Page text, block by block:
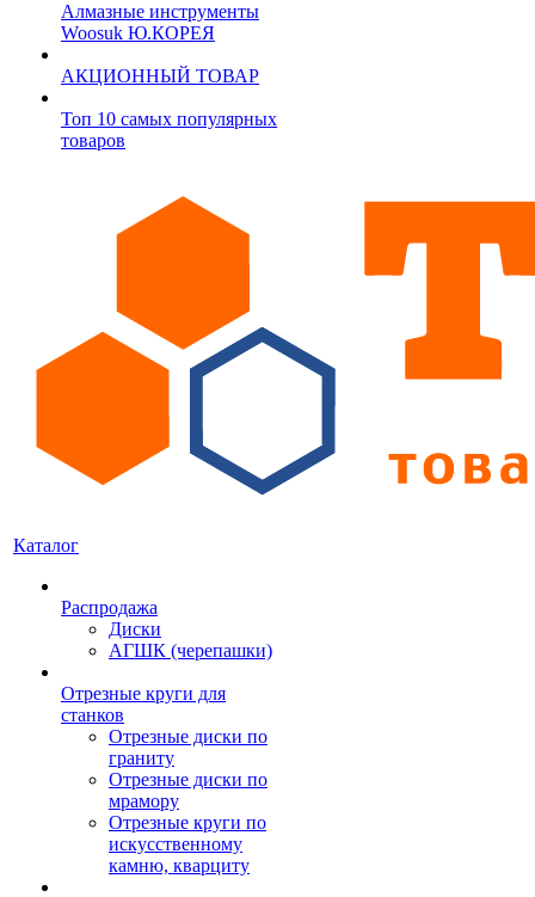
Алмазные инструменты
Woosuk Ю.КОРЕЯ
АКЦИОННЫЙ ТОВАР
Топ 10 самых популярных
товаров
Каталог
Распродажа
Диски
АГШК (черепашки)
Отрезные круги для
станков
Отрезные диски по
граниту
Отрезные диски по
мрамору
Отрезные круги по
искусственному
камню, кварциту